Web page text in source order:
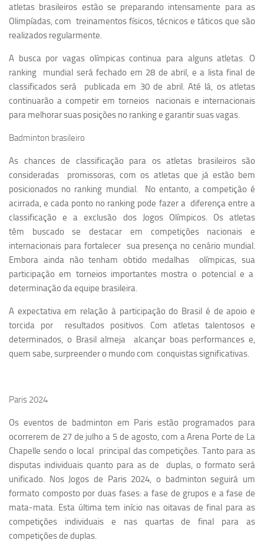
atletas brasileiros estão se preparando intensamente para as
Olimpíadas, com treinamentos físicos, técnicos e táticos que são
realizados regularmente.
A busca por vagas olímpicas continua para alguns atletas. O
ranking mundial será fechado em 28 de abril, e a lista final de
classificados será publicada em 30 de abril. Até lá, os atletas
continuarão a competir em torneios nacionais e internacionais
para melhorar suas posições no ranking e garantir suas vagas.
Badminton brasileiro
As chances de classificação para os atletas brasileiros são
consideradas promissoras, com os atletas que já estão bem
posicionados no ranking mundial. No entanto, a competição é
acirrada, e cada ponto no ranking pode fazer a diferença entre a
classificação e a exclusão dos Jogos Olímpicos. Os atletas
têm buscado se destacar em competições nacionais e
internacionais para fortalecer sua presença no cenário mundial.
Embora ainda não tenham obtido medalhas olímpicas, sua
participação em torneios importantes mostra o potencial e a
determinação da equipe brasileira.
A expectativa em relação à participação do Brasil é de apoio e
torcida por resultados positivos. Com atletas talentosos e
determinados, o Brasil almeja alcançar boas performances e,
quem sabe, surpreender o mundo com conquistas significativas.
Paris 2024
Os eventos de badminton em Paris estão programados para
ocorrerem de 27 de julho a 5 de agosto, com a Arena Porte de La
Chapelle sendo o local principal das competições. Tanto para as
disputas individuais quanto para as de duplas, o formato será
unificado. Nos Jogos de Paris 2024, o badminton seguirá um
formato composto por duas fases: a fase de grupos e a fase de
mata-mata. Esta última tem início nas oitavas de final para as
competições individuais e nas quartas de final para as
competições de duplas.